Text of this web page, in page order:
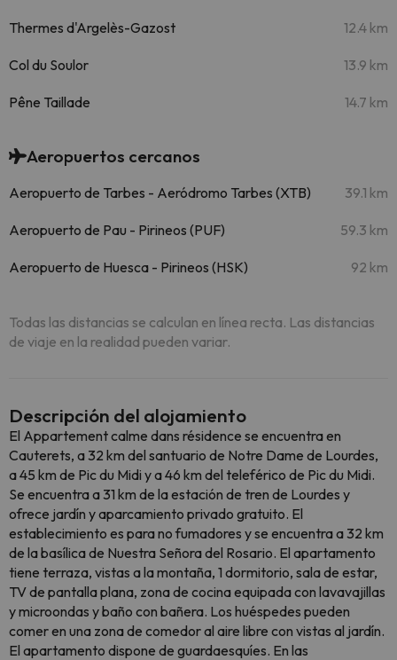
Thermes d'Argelès-Gazost 12.4 km
Col du Soulor 13.9 km
Pêne Taillade 14.7 km
Aeropuertos cercanos
Aeropuerto de Tarbes - Aeródromo Tarbes (XTB) 39.1 km
Aeropuerto de Pau - Pirineos (PUF) 59.3 km
Aeropuerto de Huesca - Pirineos (HSK) 92 km
Todas las distancias se calculan en línea recta. Las distancias
de viaje en la realidad pueden variar.
Descripción del alojamiento
El Appartement calme dans résidence se encuentra en
Cauterets, a 32 km del santuario de Notre Dame de Lourdes,
a 45 km de Pic du Midi y a 46 km del teleférico de Pic du Midi.
Se encuentra a 31 km de la estación de tren de Lourdes y
ofrece jardín y aparcamiento privado gratuito. El
establecimiento es para no fumadores y se encuentra a 32 km
de la basílica de Nuestra Señora del Rosario. El apartamento
tiene terraza, vistas a la montaña, 1 dormitorio, sala de estar,
TV de pantalla plana, zona de cocina equipada con lavavajillas
y microondas y baño con bañera. Los huéspedes pueden
comer en una zona de comedor al aire libre con vistas al jardín.
El apartamento dispone de guardaesquíes. En las